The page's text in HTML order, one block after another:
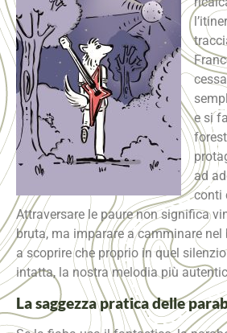
e si
ad
conti
Attraversare le paure non significa
bruta, ma imparare a camminare
a scoprire che proprio in quel
intatta, la nostra melodia più
La saggezza pratica delle